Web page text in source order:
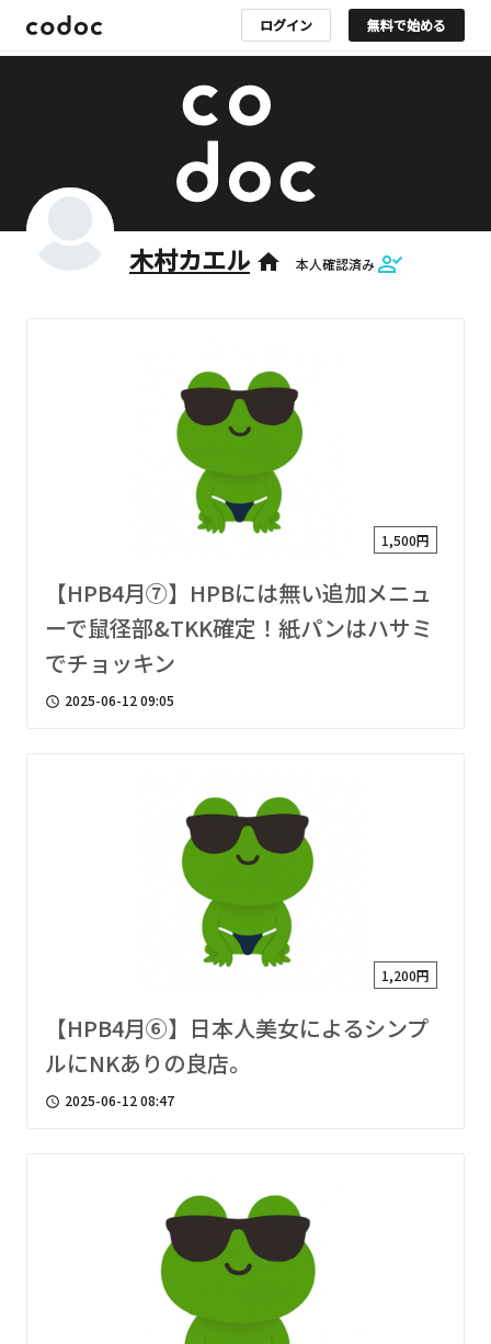
ログイン 無料で始める
木村カエル home 本人確認済み
1,500円
【HPB4月⑦】HPBには無い追加メニュ
ーで鼠径部&TKK確定！紙パンはハサミ
でチョッキン
access_time 2025-06-12 09:05
1,200円
【HPB4月⑥】日本人美女によるシンプ
ルにNKありの良店。
access_time 2025-06-12 08:47